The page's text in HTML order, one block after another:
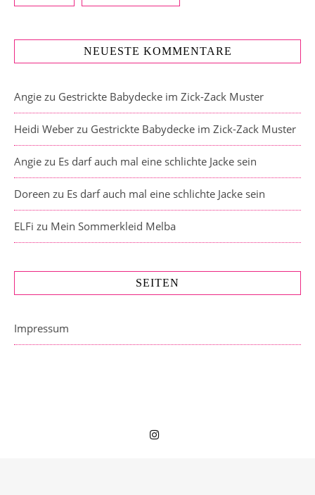
NEUESTE KOMMENTARE
Angie zu Gestrickte Babydecke im Zick-Zack Muster
Heidi Weber zu Gestrickte Babydecke im Zick-Zack Muster
Angie zu Es darf auch mal eine schlichte Jacke sein
Doreen zu Es darf auch mal eine schlichte Jacke sein
ELFi zu Mein Sommerkleid Melba
SEITEN
Impressum